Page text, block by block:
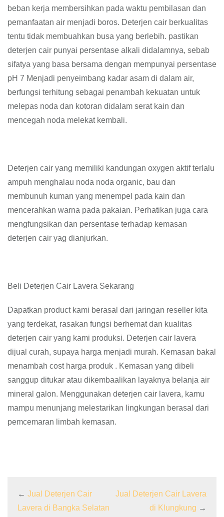
beban kerja membersihkan pada waktu pembilasan dan
pemanfaatan air menjadi boros. Deterjen cair berkualitas
tentu tidak membuahkan busa yang berlebih. pastikan
deterjen cair punyai persentase alkali didalamnya, sebab
sifatya yang basa bersama dengan mempunyai persentase
pH 7 Menjadi penyeimbang kadar asam di dalam air,
berfungsi terhitung sebagai penambah kekuatan untuk
melepas noda dan kotoran didalam serat kain dan
mencegah noda melekat kembali.
Deterjen cair yang memiliki kandungan oxygen aktif terlalu
ampuh menghalau noda noda organic, bau dan
membunuh kuman yang menempel pada kain dan
mencerahkan warna pada pakaian. Perhatikan juga cara
mengfungsikan dan persentase terhadap kemasan
deterjen cair yag dianjurkan.
Beli Deterjen Cair Lavera Sekarang
Dapatkan product kami berasal dari jaringan reseller kita
yang terdekat, rasakan fungsi berhemat dan kualitas
deterjen cair yang kami produksi. Deterjen cair lavera
dijual curah, supaya harga menjadi murah. Kemasan bakal
menambah cost harga produk . Kemasan yang dibeli
sanggup ditukar atau dikembaalikan layaknya belanja air
mineral galon. Menggunakan deterjen cair lavera, kamu
mampu menunjang melestarikan lingkungan berasal dari
pemcemaran limbah kemasan.
← Jual Deterjen Cair
Lavera di Bangka Selatan
Jual Deterjen Cair Lavera
di Klungkung →